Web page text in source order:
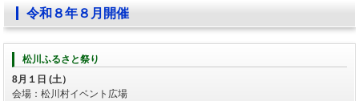
令和８年８月開催
松川ふるさと祭り
8月１日 (土）
会場：松川村イベント広場